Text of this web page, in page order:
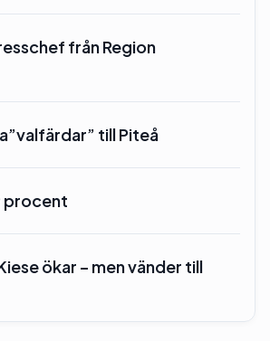
från Region
till Piteå
procent
ökar – men vänder till